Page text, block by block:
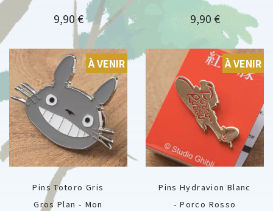
Prix
9,90 € Prix
9,90 €
Pins Totoro Gris
Gros Plan - Mon
À VENIR
Pins Hydravion Blanc
- Porco Rosso
À VENIR